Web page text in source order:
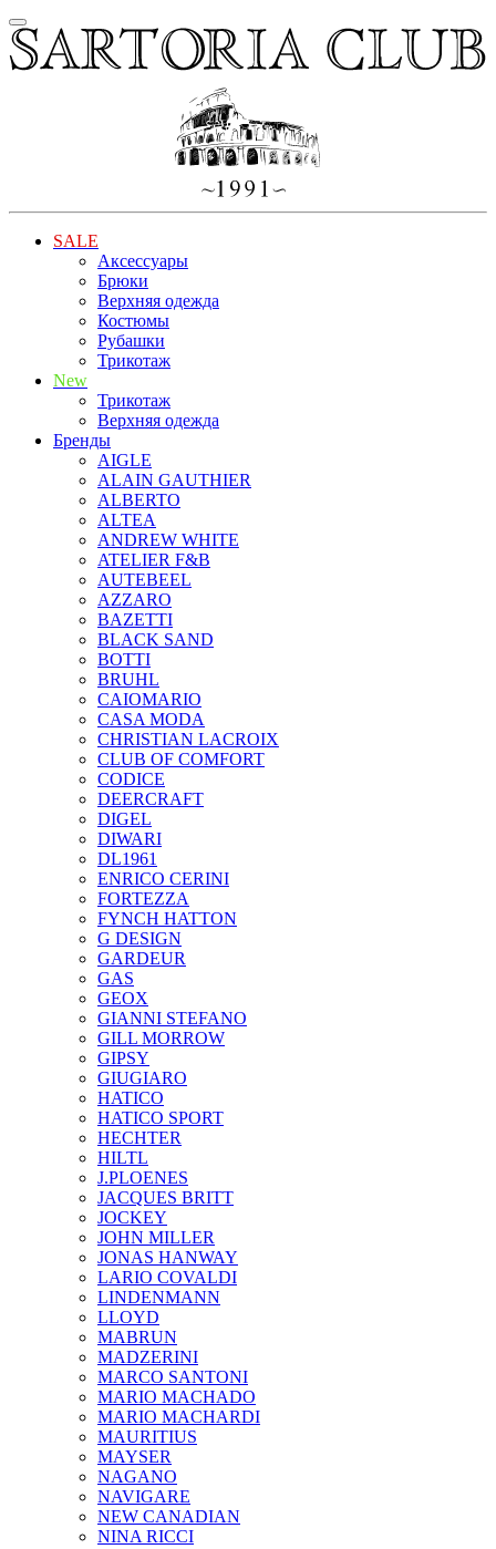
SALE
Аксессуары
Брюки
Верхняя одежда
Костюмы
Рубашки
Трикотаж
New
Трикотаж
Верхняя одежда
Бренды
AIGLE
ALAIN GAUTHIER
ALBERTO
ALTEA
ANDREW WHITE
ATELIER F&B
AUTEBEEL
AZZARO
BAZETTI
BLACK SAND
BOTTI
BRUHL
CAIOMARIO
CASA MODA
CHRISTIAN LACROIX
CLUB OF COMFORT
CODICE
DEERCRAFT
DIGEL
DIWARI
DL1961
ENRICO CERINI
FORTEZZA
FYNCH HATTON
G DESIGN
GARDEUR
GAS
GEOX
GIANNI STEFANO
GILL MORROW
GIPSY
GIUGIARO
HATICO
HATICO SPORT
HECHTER
HILTL
J.PLOENES
JAСQUES BRITT
JOCKEY
JOHN MILLER
JONAS HANWAY
LARIO COVALDI
LINDENMANN
LLOYD
MABRUN
MADZERINI
MARCO SANTONI
MARIO MACHADO
MARIO MACHARDI
MAURITIUS
MAYSER
NAGANO
NAVIGARE
NEW CANADIAN
NINA RICCI